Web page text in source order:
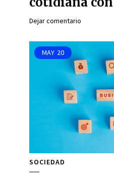
Dejar comentario
MAY 20
SOCIEDAD